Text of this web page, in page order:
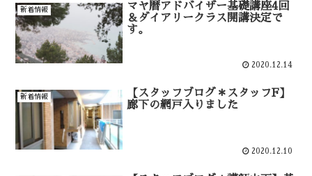
新着情報
マヤ暦アドバイザー基礎講座4回
＆ダイアリークラス開講決定で
す。
2020.12.14
新着情報
【スタッフブログ＊スタッフF】
廊下の網戸入りました
2020.12.10